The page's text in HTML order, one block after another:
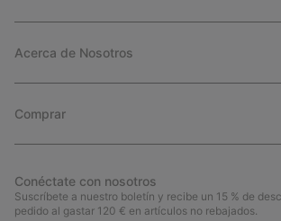
Acerca de Nosotros
Comprar
Conéctate con nosotros
Suscríbete a nuestro boletín y recibe un 15 % de
pedido al gastar 120 € en artículos no rebajados.